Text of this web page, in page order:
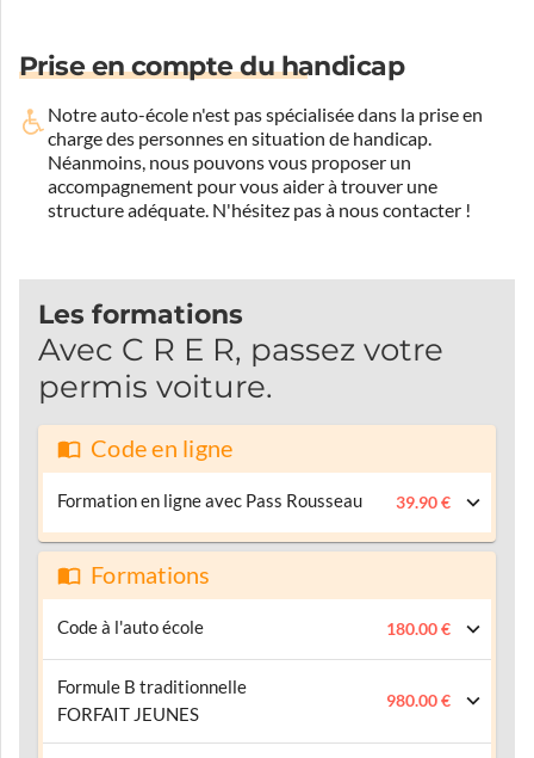
Prise en compte du handicap
Notre auto-école n'est pas spécialisée dans la prise en
charge des personnes en situation de handicap.
Néanmoins, nous pouvons vous proposer un
accompagnement pour vous aider à trouver une
structure adéquate. N'hésitez pas à nous contacter !
Les formations
Avec C R E R, passez votre
permis voiture.
Code en ligne
Formation en ligne avec Pass Rousseau 39.90 €
Formations
Code à l'auto école 180.00 €
Formule B traditionnelle
FORFAIT JEUNES
980.00 €